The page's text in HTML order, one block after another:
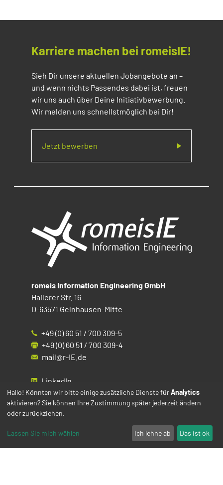
Karriere machen bei romeisIE!
Sieh Dir unsere aktuellen Jobangebote an –
und wenn nichts Passendes dabei ist, freuen
wir uns auch über Deine Initiativbewerbung.
Wir melden uns schnellstmöglich bei Dir!
Jetzt bewerben
romeis Information Engineering GmbH
Hailerer Str. 16
D-63571 Gelnhausen-Mitte
+49 (0) 60 51 / 700 309-5
+49 (0) 60 51 / 700 309-4
mail@r-IE.de
LinkedIn
Instagram
Facebook
YouTube
Hallo! Könnten wir bitte einige zusätzliche Dienste fürAnalytics
aktivieren? Sie können Ihre Zustimmung später jederzeit ändern
oder zurückziehen.
Lassen Sie mich wählen Ich lehne ab Das ist ok